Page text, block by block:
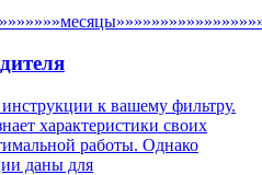
к вашему фильтру.
характеристики своих
работы. Однако
даны для